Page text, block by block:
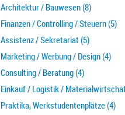
Architektur / Bauwesen (8)
Finanzen / Controlling / Steuern (5)
Assistenz / Sekretariat (5)
Marketing / Werbung / Design (4)
Consulting / Beratung (4)
Einkauf / Logistik /
Praktika, Werkstudentenplätze (4)